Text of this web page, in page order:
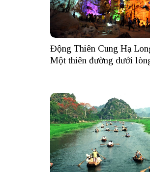
Động Thiên Cung Hạ
Một thiên đường dưới